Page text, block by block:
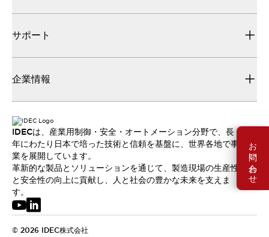
お問い合わせ
サポート
企業情報
IDECは、産業用制御・安全・オートメーション分野で、長
年にわたり日本で培った技術と信頼を基盤に、世界各地で事
業を展開しています。
革新的な製品とソリューションを通じて、製造現場の生産性
と安全性の向上に貢献し、人と社会の豊かな未来を支えま
す。
© 2026 IDEC株式会社